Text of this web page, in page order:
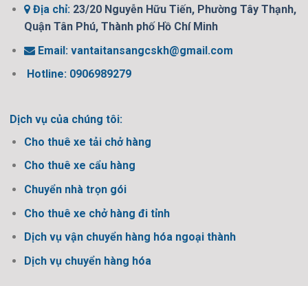
Địa chỉ: 23/20 Nguyễn Hữu Tiến, Phường Tây Thạnh,
Quận Tân Phú, Thành phố Hồ Chí Minh
Email:vantaitansangcskh@gmail.com
Hotline: 0906989279
Dịch vụ của chúng tôi:
Cho thuê xe tải chở hàng
Cho thuê xe cẩu hàng
Chuyển nhà trọn gói
Cho thuê xe chở hàng đi tỉnh
Dịch vụ vận chuyển hàng hóa ngoại thành
Dịch vụ chuyển hàng hóa